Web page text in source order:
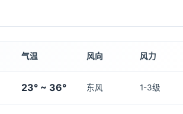
气温 风向 风力
23° ~ 36° 东风 1-3级